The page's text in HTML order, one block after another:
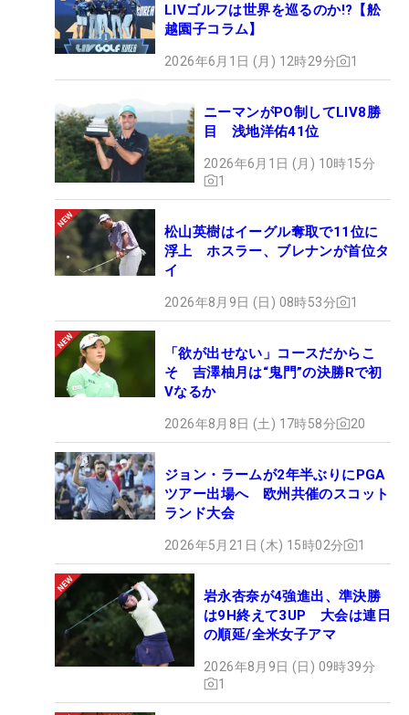
LIVゴルフは世界を巡るのか!?【舩
越園子コラム】
2026年6月1日 (月) 12時29分 1
ニーマンがPO制してLIV8勝
目 浅地洋佑41位
2026年6月1日 (月) 10時15分
1
松山英樹はイーグル奪取で11位に
浮上 ホスラー、ブレナンが首位タ
イ
2026年8月9日 (日) 08時53分 1
「欲が出せない」コースだからこ
そ 吉澤柚月は“鬼門”の決勝Rで初
Vなるか
2026年8月8日 (土) 17時58分 20
ジョン・ラームが2年半ぶりにPGA
ツアー出場へ 欧州共催のスコット
ランド大会
2026年5月21日 (木) 15時02分 1
岩永杏奈が4強進出、準決勝
は9H終えて3UP 大会は連日
の順延/全米女子アマ
2026年8月9日 (日) 09時39分
1